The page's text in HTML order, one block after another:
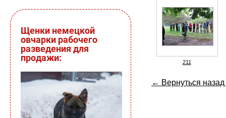
211
← Вернуться
Щенки немецкой
овчарки рабочего
разведения для
продажи: